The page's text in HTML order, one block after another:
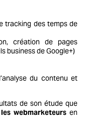
tracking des temps de
création de pages
business de Google+)
du contenu et
de son étude que
webmarketeurs en